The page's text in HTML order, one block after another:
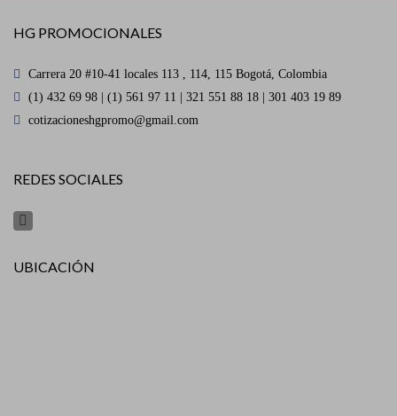
HG PROMOCIONALES
Carrera 20 #10-41 locales 113 , 114, 115 Bogotá, Colombia
(1) 432 69 98 | (1) 561 97 11 | 321 551 88 18 | 301 403 19 89
cotizacioneshgpromo@gmail.com
REDES SOCIALES
UBICACIÓN